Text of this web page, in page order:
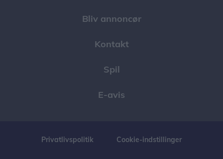
Bliv annoncør
Kontakt
Spil
E-avis
Privatlivspolitik Cookie-indstillinger